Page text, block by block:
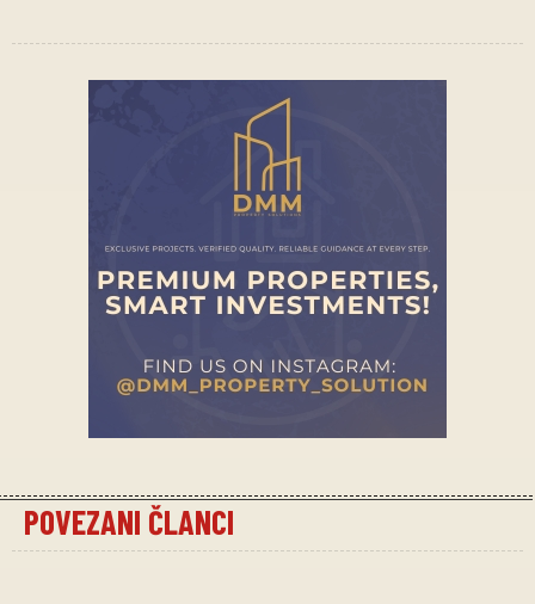
POVEZANI ČLANCI